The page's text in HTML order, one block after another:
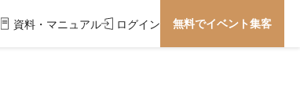
資料・マニュアル ログイン 無料でイベント集客